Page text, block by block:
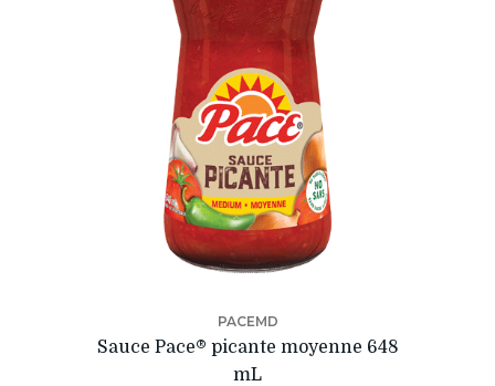
PACEMD
Sauce Pace® picante moyenne 648
mL